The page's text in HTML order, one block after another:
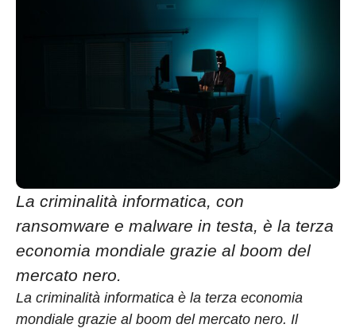
La criminalità informatica, con
ransomware e malware in testa, è la terza
economia mondiale grazie al boom del
mercato nero.
La criminalità informatica è la terza economia
mondiale grazie al boom del mercato nero. Il